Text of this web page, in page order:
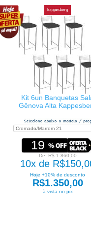
Kit 6un Banquetas
Gênova Alta
19
De: R$ 1.860,00
10x de
Hoje +10% de desconto
R$1.350,00
à vista no pix